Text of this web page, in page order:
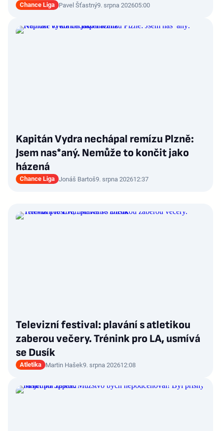
Chance Liga Pavel Šťastný9. srpna 202605:00
Kapitán Vydra nechápal remízu Plzně:
Jsem nas*aný. Nemůže to končit jako
házená
Chance Liga Jonáš Bartoš9. srpna 202612:37
Televizní festival: plavání s atletikou
zaberou večery. Trénink pro LA, usmívá
se Dusík
Atletika Martin Hašek9. srpna 202612:08